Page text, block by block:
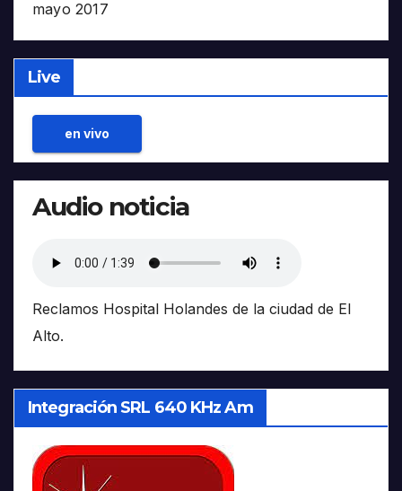
mayo 2017
Live
en vivo
Audio noticia
Reclamos Hospital Holandes de la ciudad de El
Alto.
Integración SRL 640 KHz Am